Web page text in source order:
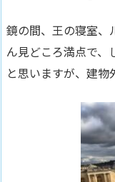
鏡の間、王の寝室、
ん見どころ満点で、
と思いますが、 建物